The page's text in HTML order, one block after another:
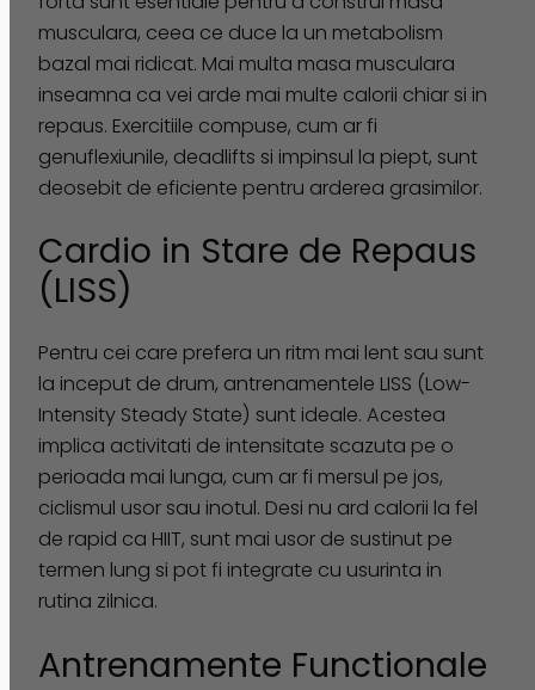
musculara, ceea ce duce la un metabolism
bazal mai ridicat. Mai multa masa musculara
inseamna ca vei arde mai multe calorii chiar si in
repaus. Exercitiile compuse, cum ar fi
genuflexiunile, deadlifts si impinsul la piept, sunt
deosebit de eficiente pentru arderea grasimilor.
Cardio in Stare de Repaus
(LISS)
Pentru cei care prefera un ritm mai lent sau sunt
la inceput de drum, antrenamentele LISS (Low-
Intensity Steady State) sunt ideale. Acestea
implica activitati de intensitate scazuta pe o
perioada mai lunga, cum ar fi mersul pe jos,
ciclismul usor sau inotul. Desi nu ard calorii la fel
de rapid ca HIIT, sunt mai usor de sustinut pe
termen lung si pot fi integrate cu usurinta in
rutina zilnica.
Antrenamente Functionale